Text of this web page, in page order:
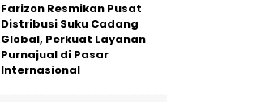
Farizon Resmikan Pusat
Distribusi Suku Cadang
Global, Perkuat Layanan
Purnajual di Pasar
Internasional